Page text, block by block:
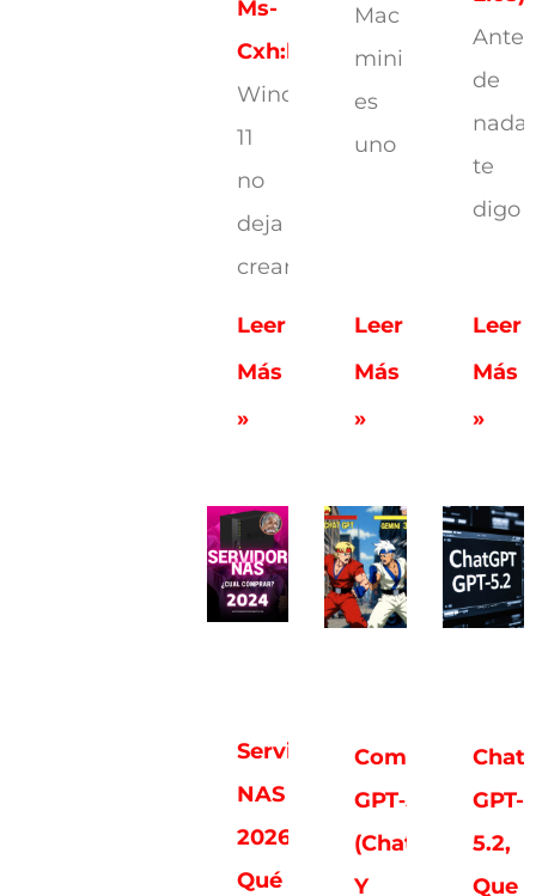
Ms-
Cxh:localonly
Windows
11
no
deja
crear
Leer
Más
»
Mac
mini
es
uno
Leer
Más
»
Antes
de
nada,
te
digo
Leer
Más
»
Servidores
NAS
2026:
Qué
Comparativa:
GPT‑5.2
(ChatGPT)
Y
GPT-
5.2,
Que